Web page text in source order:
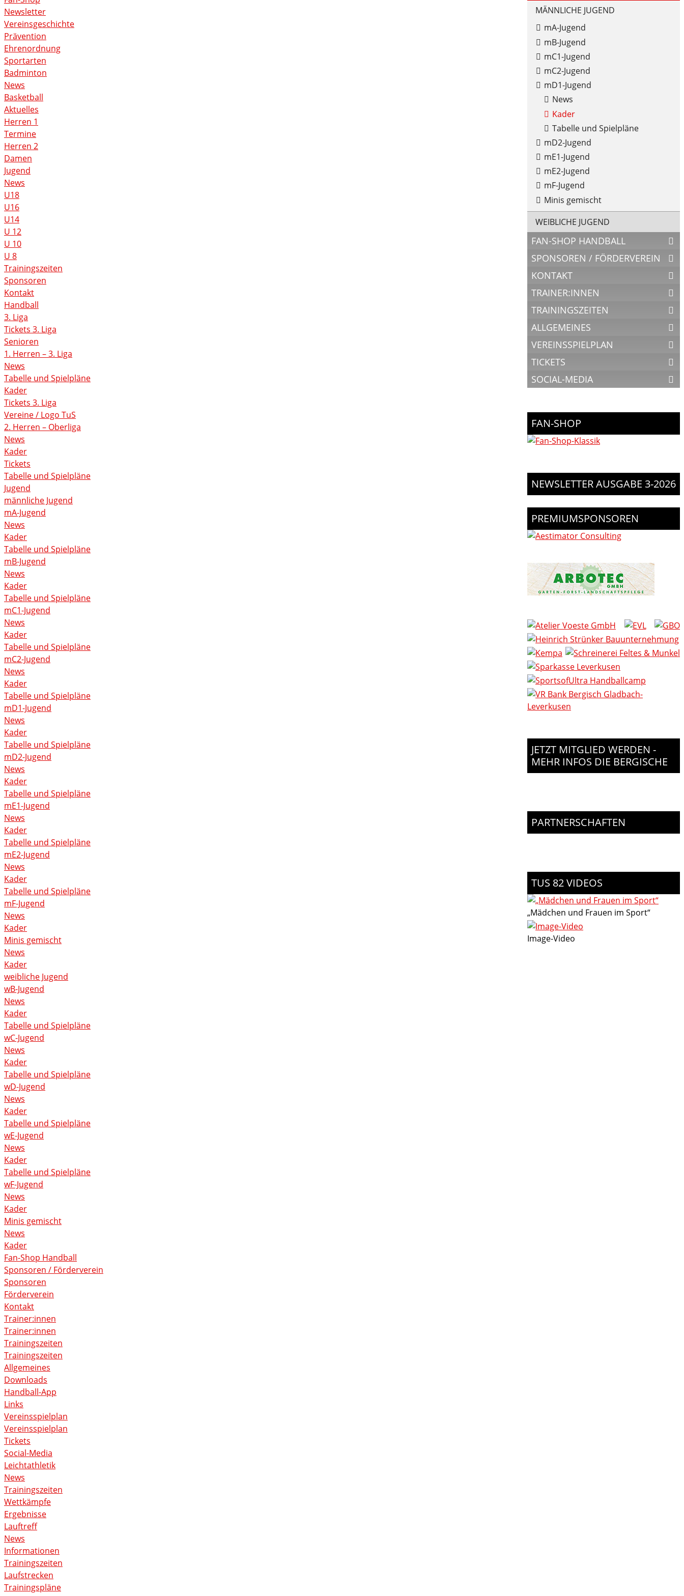
Newsletter
Vereinsgeschichte
Prävention
Ehrenordnung
Sportarten
Badminton
News
Basketball
Aktuelles
Herren 1
Termine
Herren 2
Damen
Jugend
News
U18
U16
U14
U 12
U 10
U 8
Trainingszeiten
Sponsoren
Kontakt
Handball
3. Liga
Tickets 3. Liga
Senioren
1. Herren – 3. Liga
News
Tabelle und Spielpläne
Kader
Tickets 3. Liga
Vereine / Logo TuS
2. Herren – Oberliga
News
Kader
Tickets
Tabelle und Spielpläne
Jugend
männliche Jugend
mA-Jugend
News
Kader
Tabelle und Spielpläne
mB-Jugend
News
Kader
Tabelle und Spielpläne
mC1-Jugend
News
Kader
Tabelle und Spielpläne
mC2-Jugend
News
Kader
Tabelle und Spielpläne
mD1-Jugend
News
Kader
Tabelle und Spielpläne
mD2-Jugend
News
Kader
Tabelle und Spielpläne
mE1-Jugend
News
Kader
Tabelle und Spielpläne
mE2-Jugend
News
Kader
Tabelle und Spielpläne
mF-Jugend
News
Kader
Minis gemischt
News
Kader
weibliche Jugend
wB-Jugend
News
Kader
Tabelle und Spielpläne
wC-Jugend
News
Kader
Tabelle und Spielpläne
wD-Jugend
News
Kader
Tabelle und Spielpläne
wE-Jugend
News
Kader
Tabelle und Spielpläne
wF-Jugend
News
Kader
Minis gemischt
News
Kader
Fan-Shop Handball
Sponsoren / Förderverein
Sponsoren
Förderverein
Kontakt
Trainer:innen
Trainer:innen
Trainingszeiten
Trainingszeiten
Allgemeines
Downloads
Handball-App
Links
Vereinsspielplan
Vereinsspielplan
Tickets
Social-Media
Leichtathletik
News
Trainingszeiten
Wettkämpfe
Ergebnisse
Lauftreff
News
Informationen
Trainingszeiten
Laufstrecken
Trainingspläne
MÄNNLICHE JUGEND
mA-Jugend
mB-Jugend
mC1-Jugend
mC2-Jugend
mD1-Jugend
News
Kader
Tabelle und Spielpläne
mD2-Jugend
mE1-Jugend
mE2-Jugend
mF-Jugend
Minis gemischt
WEIBLICHE JUGEND
FAN-SHOP HANDBALL
SPONSOREN / FÖRDERVEREIN
KONTAKT
TRAINER:INNEN
TRAININGSZEITEN
ALLGEMEINES
VEREINSSPIELPLAN
TICKETS
SOCIAL-MEDIA
FAN-SHOP
NEWSLETTER AUSGABE 3-2026
PREMIUMSPONSOREN
JETZT MITGLIED WERDEN -
MEHR INFOS DIE BERGISCHE
PARTNERSCHAFTEN
TUS 82 VIDEOS
„Mädchen und Frauen im Sport“
Image-Video